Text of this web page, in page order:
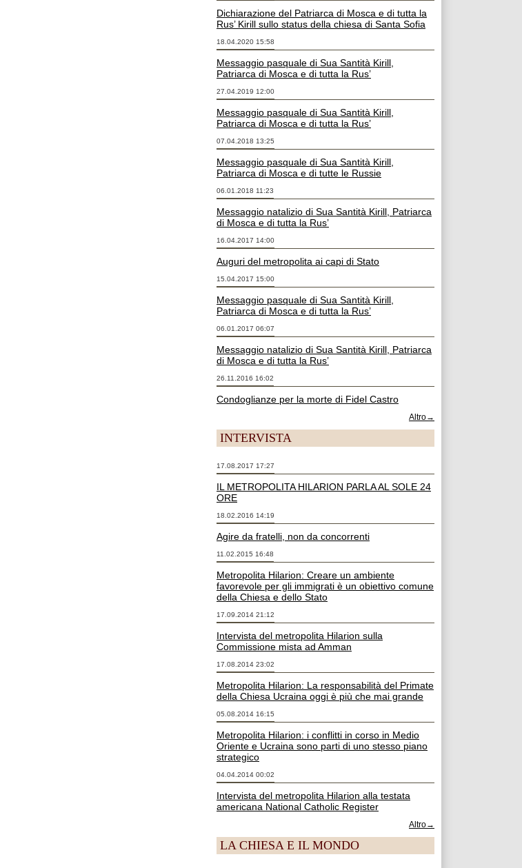
Dichiarazione del Patriarca di Mosca e di tutta la
Rus’ Kirill sullo status della chiesa di Santa Sofia
18.04.2020 15:58
Messaggio pasquale di Sua Santità Kirill,
Patriarca di Mosca e di tutta la Rus’
27.04.2019 12:00
Messaggio pasquale di Sua Santità Kirill,
Patriarca di Mosca e di tutta la Rus’
07.04.2018 13:25
Messaggio pasquale di Sua Santità Kirill,
Patriarca di Mosca e di tutte le Russie
06.01.2018 11:23
Messaggio natalizio di Sua Santità Kirill, Patriarca
di Mosca e di tutta la Rus’
16.04.2017 14:00
Auguri del metropolita ai capi di Stato
15.04.2017 15:00
Messaggio pasquale di Sua Santità Kirill,
Patriarca di Mosca e di tutta la Rus’
06.01.2017 06:07
Messaggio natalizio di Sua Santità Kirill, Patriarca
di Mosca e di tutta la Rus’
26.11.2016 16:02
Condoglianze per la morte di Fidel Castro
Altro→
INTERVISTA
17.08.2017 17:27
IL METROPOLITA HILARION PARLA AL SOLE 24
ORE
18.02.2016 14:19
Agire da fratelli, non da concorrenti
11.02.2015 16:48
Metropolita Hilarion: Creare un ambiente
favorevole per gli immigrati è un obiettivo comune
della Chiesa e dello Stato
17.09.2014 21:12
Intervista del metropolita Hilarion sulla
Commissione mista ad Amman
17.08.2014 23:02
Metropolita Hilarion: La responsabilità del Primate
della Chiesa Ucraina oggi è più che mai grande
05.08.2014 16:15
Metropolita Hilarion: i conflitti in corso in Medio
Oriente e Ucraina sono parti di uno stesso piano
strategico
04.04.2014 00:02
Intervista del metropolita Hilarion alla testata
americana National Catholic Register
Altro→
LA CHIESA E IL MONDO